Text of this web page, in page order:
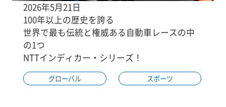
2026年5月21日
100年以上の歴史を誇る
世界で最も伝統と権威ある自動車レースの中
の1つ
NTTインディカー・シリーズ！
グローバル スポーツ